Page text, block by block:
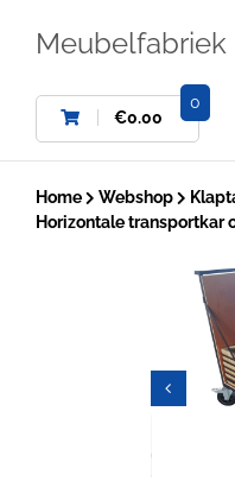
Meubelfabriek
€0.00
0
Home Webshop
Horizontale transportkar